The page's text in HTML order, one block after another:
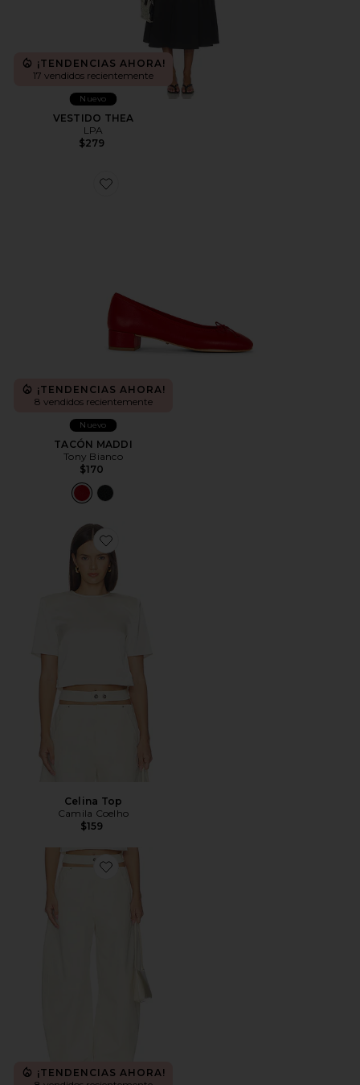
¡TENDENCIAS AHORA!
17 vendidos recientemente
Nuevo
VESTIDO THEA
LPA
$279
Favorite TACÓN MADDI
¡TENDENCIAS AHORA!
8 vendidos recientemente
Nuevo
TACÓN MADDI
Tony Bianco
$170
Favorite Celina Top
Celina Top
Camila Coelho
$159
Favorite PANTALONES CORA
¡TENDENCIAS AHORA!